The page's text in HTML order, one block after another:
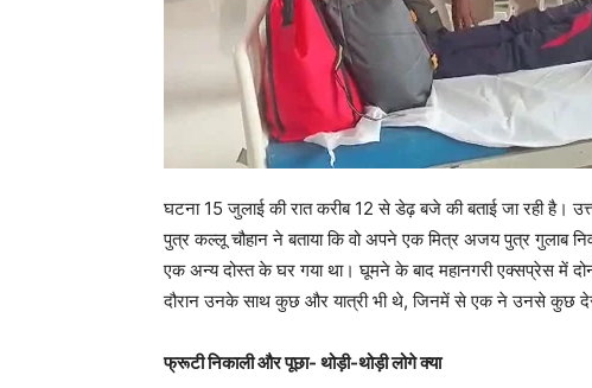
घटना 15 जुलाई की रात करीब 12 से डेढ़ बजे की बताई जा रही है।
पुत्र कल्लू चौहान ने बताया कि वो अपने एक मित्र अजय पुत्र गुलाब
एक अन्य दोस्त के घर गया था। घूमने के बाद महानगरी एक्सप्रेस में
दौरान उनके साथ कुछ और यात्री भी थे, जिनमें से एक ने उनसे कुछ
फ्रूटी निकाली और पूछा- थोड़ी-थोड़ी लोगे क्या